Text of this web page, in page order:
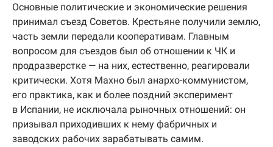
Основные политические и экономические решения
принимал съезд Советов. Крестьяне получили землю,
часть земли передали кооперативам. Главным
вопросом для съездов был об отношении к ЧК и
продразверстке — на них, естественно, реагировали
критически. Хотя Махно был анархо-коммунистом,
его практика, как и более поздний эксперимент
в Испании, не исключала рыночных отношений: он
призывал приходивших к нему фабричных и
заводских рабочих зарабатывать самим.